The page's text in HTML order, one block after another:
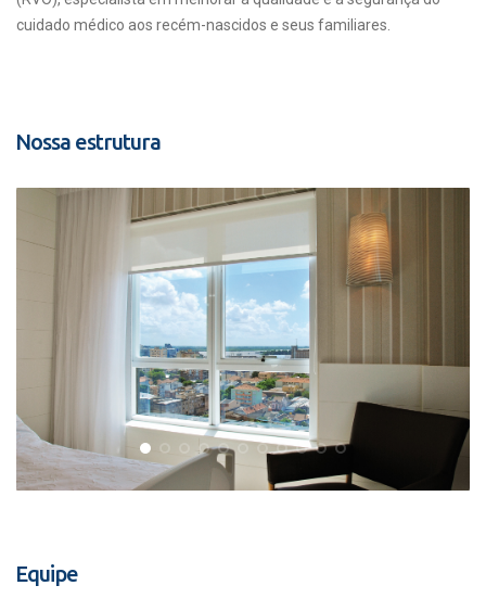
cuidado médico aos recém-nascidos e seus familiares.
Nossa estrutura
Equipe